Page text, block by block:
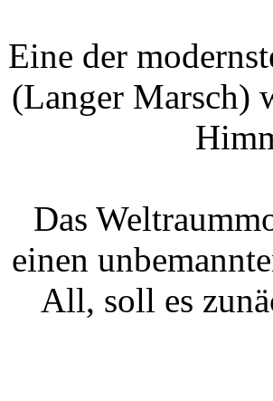
Eine der
(Langer Marsch)
Das
einen
All, soll es